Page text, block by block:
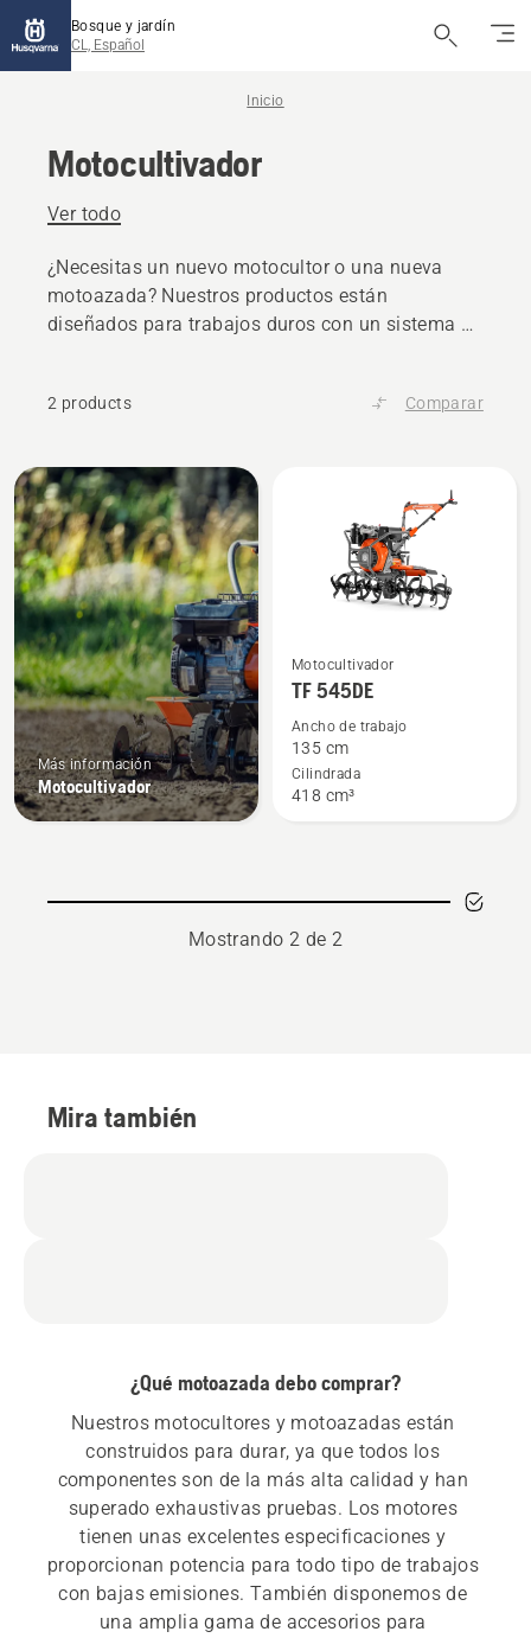
Bosque y jardín
CL, Español
Inicio
Motocultivador
Ver todo
¿Necesitas un nuevo motocultor o una nueva
motoazada? Nuestros productos están
diseñados para trabajos duros con un sistema de
motocultores y motoazadas están equipados con
para ofrecer mayor comodidad.
2 products Comparar
All
products
Más información
Motocultivador
Ver
más
sobre
TF 545DE
Motocultivador
TF 545DE
Ancho de trabajo
135 cm
Cilindrada
418 cm³
Mostrando 2 de 2
Mira también
¿Qué motoazada debo comprar?
Nuestros motocultores y motoazadas están
construidos para durar, ya que todos los
componentes son de la más alta calidad y han
superado exhaustivas pruebas. Los motores
tienen unas excelentes especificaciones y
proporcionan potencia para todo tipo de trabajos
con bajas emisiones. También disponemos de
una amplia gama de accesorios para